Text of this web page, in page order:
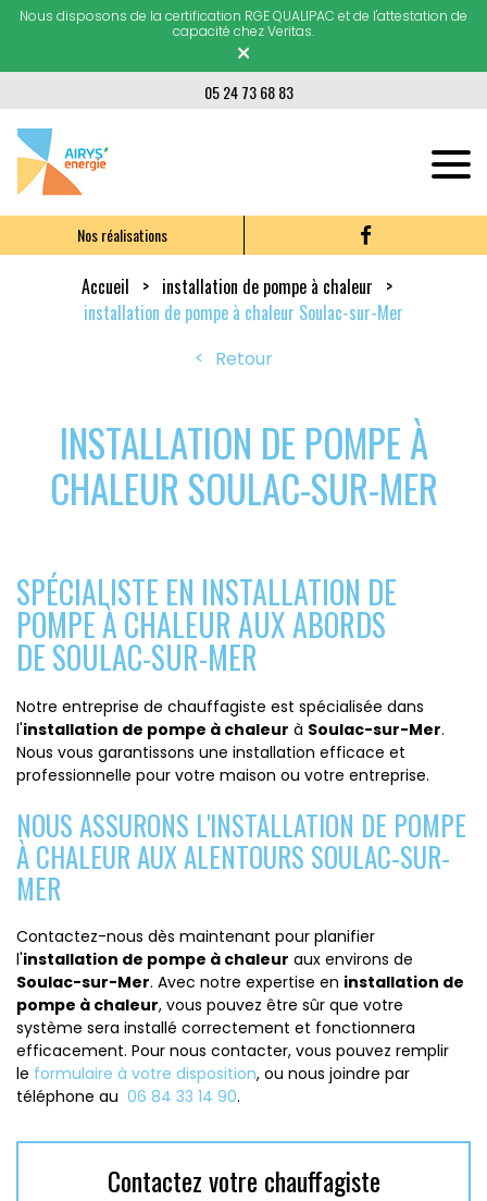
Nous disposons de la certification RGE QUALIPAC et de l'attestation de
capacité chez Veritas.
×
05 24 73 68 83
Nos réalisations
Accueil
installation de pompe à chaleur
installation de pompe à chaleur Soulac-sur-Mer
Retour
INSTALLATION DE POMPE À
CHALEUR SOULAC-SUR-MER
SPÉCIALISTE EN INSTALLATION DE
POMPE À CHALEUR AUX ABORDS
DE SOULAC-SUR-MER
Notre entreprise de chauffagiste est spécialisée dans
l'installation de pompe à chaleur à Soulac-sur-Mer.
Nous vous garantissons une installation efficace et
professionnelle pour votre maison ou votre entreprise.
NOUS ASSURONS L'INSTALLATION DE POMPE
À CHALEUR AUX ALENTOURS SOULAC-SUR-
MER
Contactez-nous dès maintenant pour planifier
l'installation de pompe à chaleur aux environs de
Soulac-sur-Mer. Avec notre expertise en installation de
pompe à chaleur, vous pouvez être sûr que votre
système sera installé correctement et fonctionnera
efficacement. Pour nous contacter, vous pouvez remplir
le formulaire à votre disposition, ou nous joindre par
téléphone au 06 84 33 14 90.
Contactez votre chauffagiste